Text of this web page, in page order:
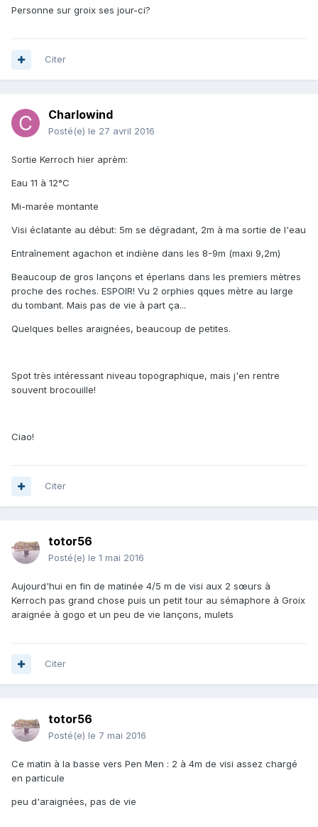
Personne sur groix ses jour-ci?
Citer
Charlowind
Posté(e) le 27 avril 2016
Sortie Kerroch hier aprèm:
Eau 11 à 12°C
Mi-marée montante
Visi éclatante au début: 5m se dégradant, 2m à ma sortie de l'eau
Entraînement agachon et indiène dans les 8-9m (maxi 9,2m)
Beaucoup de gros lançons et éperlans dans les premiers mètres
proche des roches. ESPOIR! Vu 2 orphies qques mètre au large
du tombant. Mais pas de vie à part ça...
Quelques belles araignées, beaucoup de petites.
Spot très intéressant niveau topographique, mais j'en rentre
souvent brocouille!
Ciao!
Citer
totor56
Posté(e) le 1 mai 2016
Aujourd'hui en fin de matinée 4/5 m de visi aux 2 sœurs à
Kerroch pas grand chose puis un petit tour au sémaphore à Groix
araignée à gogo et un peu de vie lançons, mulets
Citer
totor56
Posté(e) le 7 mai 2016
Ce matin à la basse vers Pen Men : 2 à 4m de visi assez chargé
en particule
peu d'araignées, pas de vie